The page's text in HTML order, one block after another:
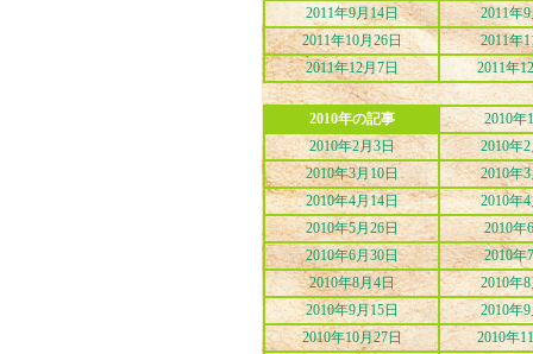
2011年9月14日
2011年
2011年10月26日
2011年
2011年12月7日
2011年
2010年の記事
2010年
2010年2月3日
2010年
2010年3月10日
2010年
2010年4月14日
2010年
2010年5月26日
2010年
2010年6月30日
2010年
2010年8月4日
2010年
2010年9月15日
2010年
2010年10月27日
2010年